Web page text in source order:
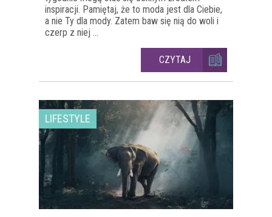
inspiracji. Pamiętaj, że to moda jest dla Ciebie,
a nie Ty dla mody. Zatem baw się nią do woli i
czerp z niej ...
CZYTAJ
LIFESTYLE